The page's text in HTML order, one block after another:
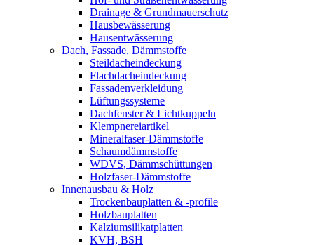
Drainage & Grundmauerschutz
Hausbewässerung
Hausentwässerung
Dach, Fassade, Dämmstoffe
Steildacheindeckung
Flachdacheindeckung
Fassadenverkleidung
Lüftungssysteme
Dachfenster & Lichtkuppeln
Klempnereiartikel
Mineralfaser-Dämmstoffe
Schaumdämmstoffe
WDVS, Dämmschüttungen
Holzfaser-Dämmstoffe
Innenausbau & Holz
Trockenbauplatten & -profile
Holzbauplatten
Kalziumsilikatplatten
KVH, BSH